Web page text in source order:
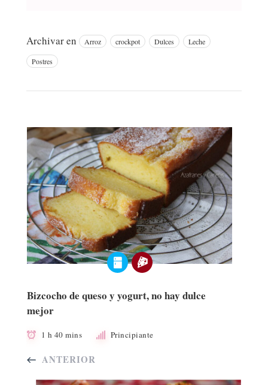
Archivar en Arroz crockpot Dulces Leche
Postres
Bizcocho de queso y yogurt, no hay dulce
mejor
1 h 40 mins Principiante
ANTERIOR